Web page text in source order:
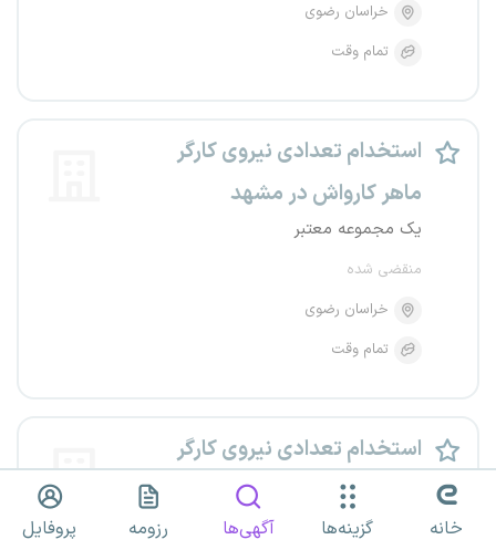
خراسان رضوی
تمام وقت
استخدام تعدادی نیروی کارگر
ماهر کارواش در مشهد
یک مجموعه معتبر
منقضی شده
خراسان رضوی
تمام وقت
استخدام تعدادی نیروی کارگر
ساده در مشهد
یک مجموعه معتبر خانه گزینه‌ها آگهی‌ها رزومه پروفایل